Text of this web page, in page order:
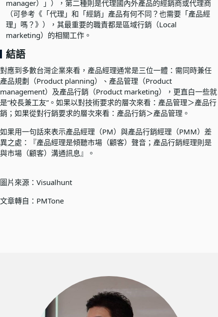
manager）」），第二種則是代理國內外產品的經銷商或代理商
（可參考《「代理」和「經銷」產品有何不同？也需要「產品經
理」嗎？》），其最重要的職責都是區域行銷（Local
marketing）的相關工作。
結語
對應到多數台灣企業來看，產品經理通常是三位一體：需同時兼任
產品規劃（Product planning）、產品管理（Product
management）及產品行銷（Product marketing），更直白一些就
是“校長兼工友”。如果以對技術要求的層次來看：產品管理＞產品行
銷；如果從對行銷要求的層次來看：產品行銷＞產品管理。
如果用一句話來表示產品經理（PM）與產品行銷經理（PMM）差
異之處：『產品經理是傾聽市場（顧客）聲音；產品行銷經理則是
與市場（顧客）溝通訊息』。
圖片來源：Visualhunt
文章轉自： PMTone